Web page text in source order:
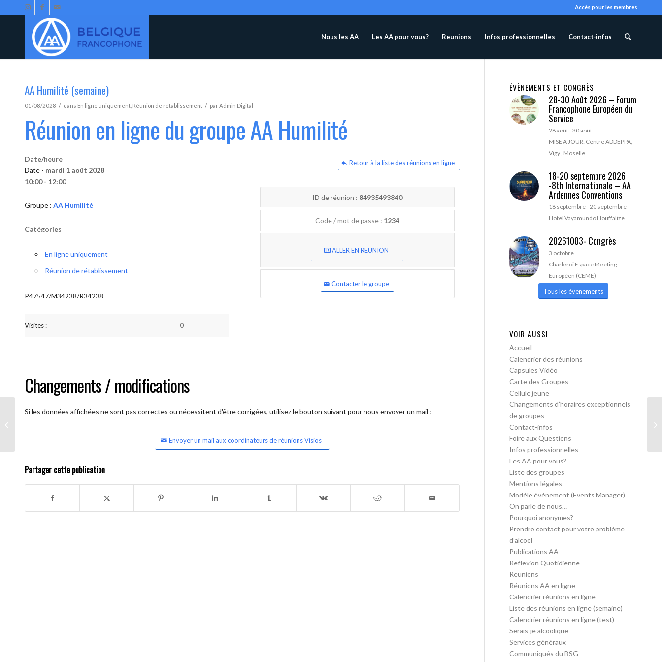
Accès pour les membres
Nous les AA Les AA pour vous? Reunions Infos professionnelles Contact-infos
AA Humilité (semaine)
01/08/2028 / dans En ligne uniquement Réunion de rétablissement / parAdmin Digital
Réunion en ligne du groupe AA Humilité
Retour à la liste des réunions en ligne
Date/heure
Date - mardi 1 août 2028
10:00 - 12:00
Groupe : AA Humilité
Catégories
En ligne uniquement
Réunion de rétablissement
P47547/M34238/R34238
Visites : 0
ID de réunion : 84935493840
Code / mot de passe : 1234
ALLER EN REUNION
Contacter le groupe
Changements / modifications
Si les données affichées ne sont pas correctes ou nécessitent d'être corrigées, utilisez le bouton suivant pour nous envoyer un mail :
Envoyer un mail aux coordinateurs de réunions Visios
Partager cette publication
ÉVÈNEMENTS ET CONGRÈS
28-30 Août 2026 – Forum
Francophone Européen du
Service
28 août-30 août
MISE A JOUR: Centre ADDEPPA,
Vigy , Moselle
18-20 septembre 2026
-8th Internationale – AA
Ardennes Conventions
18 septembre-20 septembre
Hotel Vayamundo Houffalize
20261003- Congrès
3 octobre
Charleroi Espace Meeting
Européen (CEME)
Tous les évenements
VOIR AUSSI
Accueil
Calendrier des réunions
Capsules Vidéo
Carte des Groupes
Cellule jeune
Changements d’horaires exceptionnels
de groupes
Contact-infos
Foire aux Questions
Infos professionnelles
Les AA pour vous?
Liste des groupes
Mentions légales
Modèle événement (Events Manager)
On parle de nous…
Pourquoi anonymes?
Prendre contact pour votre problème
d’alcool
Publications AA
Reflexion Quotidienne
Reunions
Réunions AA en ligne
Calendrier réunions en ligne
Liste des réunions en ligne (semaine)
Calendrier réunions en ligne (test)
Serais-je alcoolique
Services généraux
Communiqués du BSG